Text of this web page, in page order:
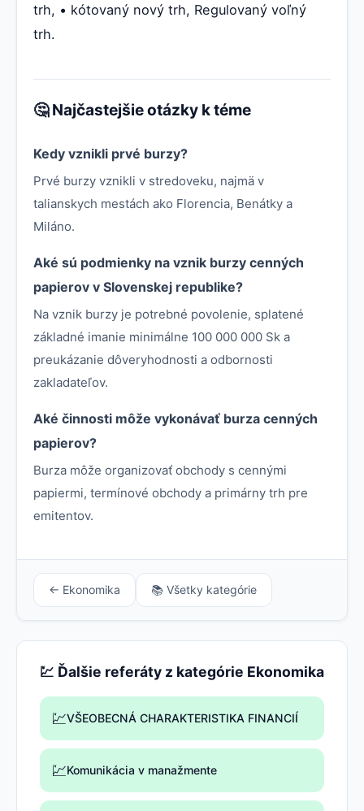
trh, • kótovaný nový trh, Regulovaný voľný
trh.
🤔 Najčastejšie otázky k téme
Kedy vznikli prvé burzy?
Prvé burzy vznikli v stredoveku, najmä v
talianskych mestách ako Florencia, Benátky a
Miláno.
Aké sú podmienky na vznik burzy cenných
papierov v Slovenskej republike?
Na vznik burzy je potrebné povolenie, splatené
základné imanie minimálne 100 000 000 Sk a
preukázanie dôveryhodnosti a odbornosti
zakladateľov.
Aké činnosti môže vykonávať burza cenných
papierov?
Burza môže organizovať obchody s cennými
papiermi, termínové obchody a primárny trh pre
emitentov.
← Ekonomika 📚 Všetky kategórie
💹 Ďalšie referáty z kategórie Ekonomika
💹VŠEOBECNÁ CHARAKTERISTIKA FINANCIÍ
💹Komunikácia v manažmente